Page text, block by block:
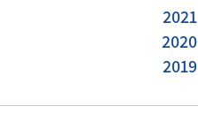
2021
2020
2019